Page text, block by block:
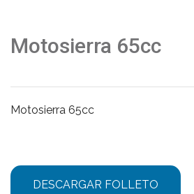
Motosierra 65cc
Motosierra 65cc
DESCARGAR FOLLETO